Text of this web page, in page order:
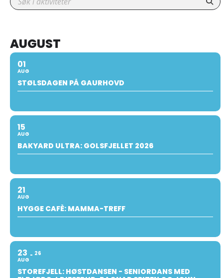
AUGUST
01
AUG
STØLSDAGEN PÅ GAURHOVD
15
AUG
BAKYARD ULTRA: GOLSFJELLET 2026
21
AUG
HYGGE CAFÈ: MAMMA-TREFF
23
AUG
26
STOREFJELL: HØSTDANSEN - SENIORDANS MED